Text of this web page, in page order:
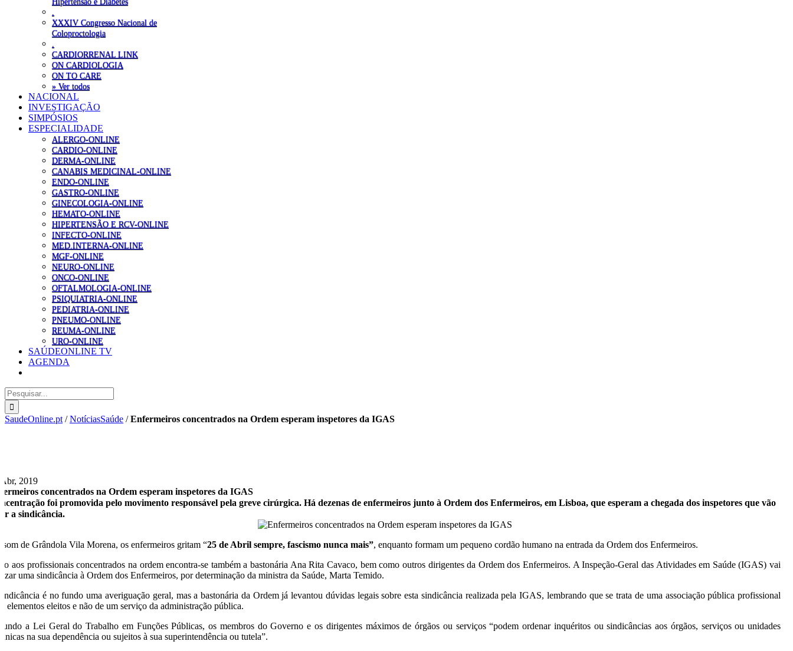
XXXIV Congresso Nacional de
Coloproctologia
CARDIORRENAL LINK
ON CARDIOLOGIA
ON TO CARE
» Ver todos
NACIONAL
INVESTIGAÇÃO
SIMPÓSIOS
ESPECIALIDADE
ALERGO-ONLINE
CARDIO-ONLINE
DERMA-ONLINE
CANABIS MEDICINAL-ONLINE
ENDO-ONLINE
GASTRO-ONLINE
GINECOLOGIA-ONLINE
HEMATO-ONLINE
HIPERTENSÃO E RCV-ONLINE
INFECTO-ONLINE
MED.INTERNA-ONLINE
MGF-ONLINE
NEURO-ONLINE
ONCO-ONLINE
OFTALMOLOGIA-ONLINE
PSIQUIATRIA-ONLINE
PEDIATRIA-ONLINE
PNEUMO-ONLINE
REUMA-ONLINE
URO-ONLINE
SAÚDEONLINE TV
AGENDA
Pesquisar
SaudeOnline.pt /NotíciasSaúde /Enfermeiros concentrados na Ordem esperam inspetores da IGAS
2019
concentrados na Ordem esperam inspetores da IGAS
foi promovida pelo movimento responsável pela greve cirúrgica. Há dezenas de enfermeiros junto à Ordem dos Enfermeiros, em Lisboa, que esperam a chegada dos inspetores que vão
a sindicância.
som de Grândola Vila Morena, os enfermeiros gritam “25 de Abril sempre, fascismo nunca mais”, enquanto formam um pequeno cordão humano na entrada da Ordem dos Enfermeiros.
aos profissionais concentrados na ordem encontra-se também a bastonária Ana Rita Cavaco, bem como outros dirigentes da Ordem dos Enfermeiros. A Inspeção-Geral das Atividades em Saúde (IGAS) vai
uma sindicância à Ordem dos Enfermeiros, por determinação da ministra da Saúde, Marta Temido.
é no fundo uma averiguação geral, mas a bastonária da Ordem já levantou dúvidas legais sobre esta sindicância realizada pela IGAS, lembrando que se trata de uma associação pública profissional
elementos eleitos e não de um serviço da administração pública.
a Lei Geral do Trabalho em Funções Públicas, os membros do Governo e os dirigentes máximos de órgãos ou serviços “podem ordenar inquéritos ou sindicâncias aos órgãos, serviços ou unidades
na sua dependência ou sujeitos à sua superintendência ou tutela”.